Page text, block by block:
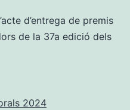
d’entrega de premis
de la 37a edició dels
2024